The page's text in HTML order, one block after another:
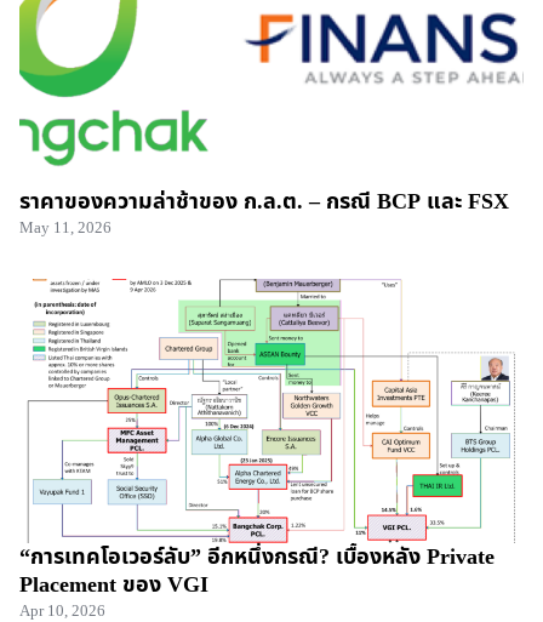
ราคาของความล่าช้าของ ก.ล.ต. – กรณี BCP และ FSX
May 11, 2026
“การเทคโอเวอร์ลับ” อีกหนึ่งกรณี? เบื้องหลัง Private
Placement ของ VGI
Apr 10, 2026